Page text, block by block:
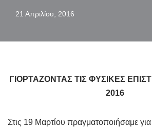
21 Απριλίου, 2016
ΓΙΟΡΤΑΖΟΝΤΑΣ ΤΙΣ ΦΥΣΙΚΕΣ
2016
Στις 19 Μαρτίου πραγματοποιήσαμε για